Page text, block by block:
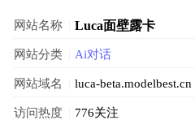
网站名称 Luca面壁露卡
网站分类 Ai对话
网站域名 luca-beta.modelbest.cn
访问热度 776关注